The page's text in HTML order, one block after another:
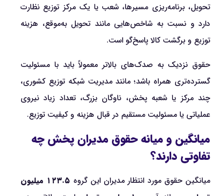
تحویل، برنامه‌ریزی مسیرها، شعب یا یک مرکز توزیع نظارت
دارد و نسبت به شاخص‌هایی مانند تحویل به‌موقع، هزینه
توزیع و برگشت کالا پاسخ‌گو است.
حقوق نزدیک به صدک‌های بالاتر معمولاً باید با مسئولیت
گسترده‌تری همراه باشد؛ مانند مدیریت شبکه توزیع کشوری،
چند مرکز یا شعبه پخش، ناوگان بزرگ، تعداد زیاد نیروی
عملیاتی یا مسئولیت مستقیم در قبال هزینه و کیفیت توزیع.
میانگین و میانه حقوق مدیران پخش چه
تفاوتی دارند؟
میانگین حقوق مورد انتظار مدیران این گروه
۱۲۳.۵ میلیون